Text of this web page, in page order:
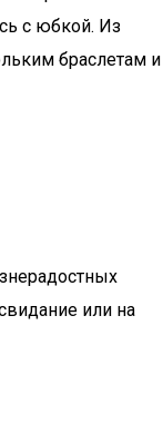
с юбкой. Из
браслетам и
или на